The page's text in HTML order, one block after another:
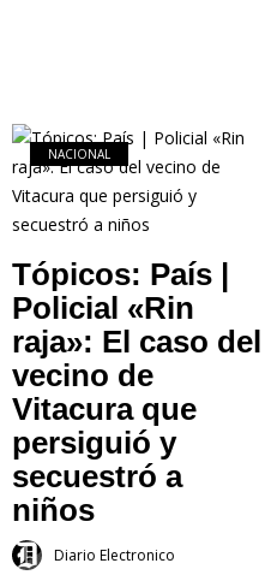
NACIONAL
Tópicos: País |
Policial «Rin
raja»: El caso del
vecino de
Vitacura que
persiguió y
secuestró a
niños
Diario Electronico